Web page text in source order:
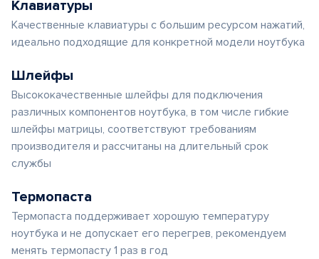
Клавиатуры
Качественные клавиатуры с большим ресурсом нажатий,
идеально подходящие для конкретной модели ноутбука
Шлейфы
Высококачественные шлейфы для подключения
различных компонентов ноутбука, в том числе гибкие
шлейфы матрицы, соответствуют требованиям
производителя и рассчитаны на длительный срок
службы
Термопаста
Термопаста поддерживает хорошую температуру
ноутбука и не допускает его перегрев, рекомендуем
менять термопасту 1 раз в год